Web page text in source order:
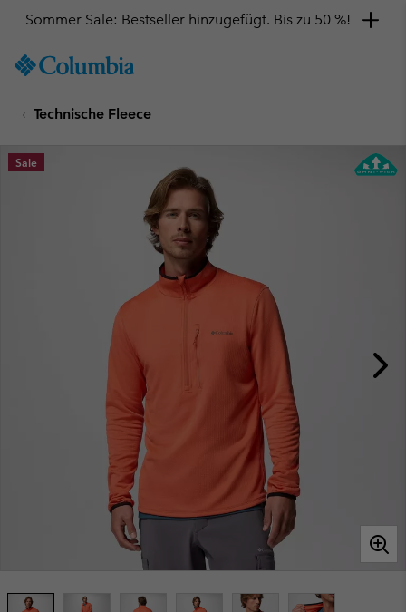
TO
SKIP
MAIN
NAV
Sommer Sale: Bestseller hinzugefügt. Bis zu 50 %!
Technische Fleece
Sale